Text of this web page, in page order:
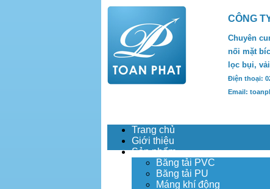
CÔNG
Chuyên
nối mặt
lọc bụi,
Điện thoại:
Email:
Trang chủ
Giới thiệu
Sản phẩm
Băng tải PVC
Băng tải PU
Máng khí động